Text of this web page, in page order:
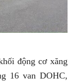
động cơ xăng
16 van DOHC,